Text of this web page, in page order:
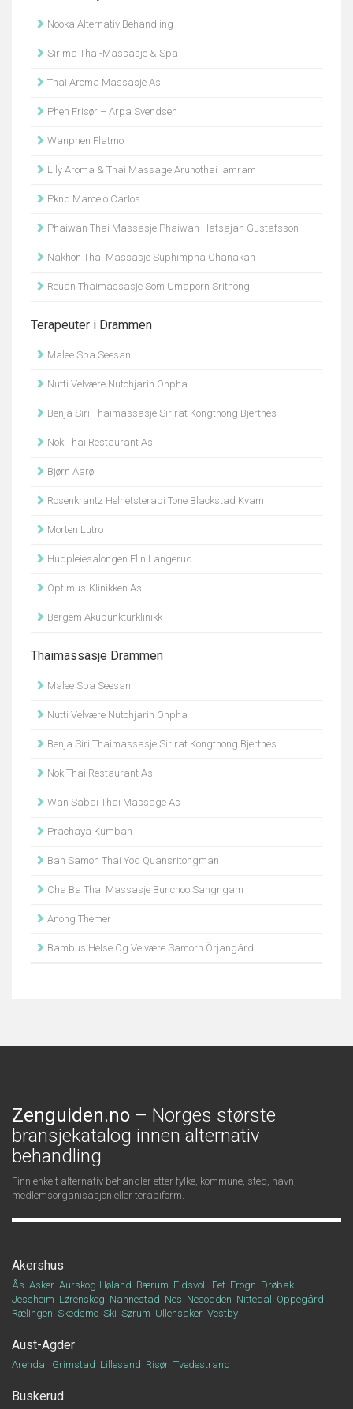
Nooka Alternativ Behandling
Sirima Thai-Massasje & Spa
Thai Aroma Massasje As
Phen Frisør – Arpa Svendsen
Wanphen Flatmo
Lily Aroma & Thai Massage Arunothai Iamram
Pknd Marcelo Carlos
Phaiwan Thai Massasje Phaiwan Hatsajan Gustafsson
Nakhon Thai Massasje Suphimpha Chanakan
Reuan Thaimassasje Som Umaporn Srithong
Terapeuter i Drammen
Malee Spa Seesan
Nutti Velvære Nutchjarin Onpha
Benja Siri Thaimassasje Sirirat Kongthong Bjertnes
Nok Thai Restaurant As
Bjørn Aarø
Rosenkrantz Helhetsterapi Tone Blackstad Kvam
Morten Lutro
Hudpleiesalongen Elin Langerud
Optimus-Klinikken As
Bergem Akupunkturklinikk
Thaimassasje Drammen
Malee Spa Seesan
Nutti Velvære Nutchjarin Onpha
Benja Siri Thaimassasje Sirirat Kongthong Bjertnes
Nok Thai Restaurant As
Wan Sabai Thai Massage As
Prachaya Kumban
Ban Samon Thai Yod Quansritongman
Cha Ba Thai Massasje Bunchoo Sangngam
Anong Themer
Bambus Helse Og Velvære Samorn Örjangård
Zenguiden.no – Norges største
bransjekatalog innen alternativ
behandling
Finn enkelt alternativ behandler etter fylke, kommune, sted, navn,
medlemsorganisasjon eller terapiform.
Akershus
Ås Asker Aurskog-Høland Bærum Eidsvoll Fet Frogn Drøbak
Jessheim Lørenskog Nannestad Nes Nesodden Nittedal
Oppegård
Rælingen Skedsmo Ski Sørum Ullensaker Vestby
Aust-Agder
Arendal Grimstad Lillesand Risør Tvedestrand
Buskerud